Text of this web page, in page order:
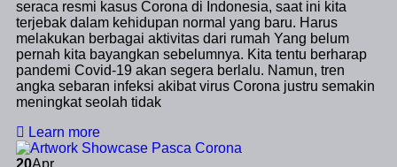
seraca resmi kasus Corona di Indonesia, saat ini kita
terjebak dalam kehidupan normal yang baru. Harus
melakukan berbagai aktivitas dari rumah Yang belum
pernah kita bayangkan sebelumnya. Kita tentu berharap
pandemi Covid-19 akan segera berlalu. Namun, tren
angka sebaran infeksi akibat virus Corona justru semakin
meningkat seolah tidak
Learn more